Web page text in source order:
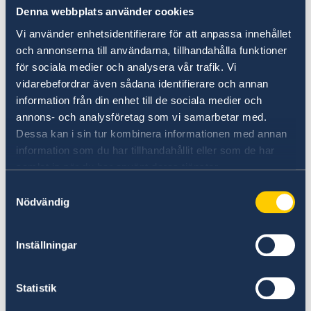
Denna webbplats använder cookies
Vi använder enhetsidentifierare för att anpassa innehållet
och annonserna till användarna, tillhandahålla funktioner
för sociala medier och analysera vår trafik. Vi
vidarebefordrar även sådana identifierare och annan
information från din enhet till de sociala medier och
annons- och analysföretag som vi samarbetar med.
Dessa kan i sin tur kombinera informationen med annan
information som du har tillhandahållit eller som de har
samlat in när du har använt deras tjänster.
Nödvändig
Inställningar
Statistik
consulares na nossa página oficial:
E-mail:ambassaden.lissabon-konsulart@gov.se
Telefone: +351 213 942 260
Segunda – sexta-feira 10h00-12h00
AGENDAR visita:
E-mail:ambassaden.lissabon-konsulart@gov.se
Telefone: +351 213 942 260
expediente: